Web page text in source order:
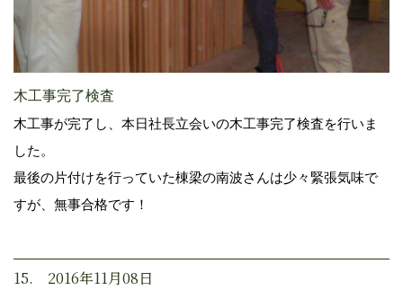
木工事完了検査
木工事が完了し、本日社長立会いの木工事完了検査を行いま
した。
最後の片付けを行っていた棟梁の南波さんは少々緊張気味で
すが、無事合格です！
15. 2016年11月08日